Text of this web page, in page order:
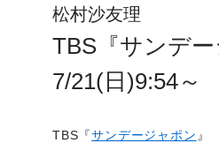
松村沙友理
TBS『サンデー
7/21(日)9:54～
TBS『サンデージャポン 』